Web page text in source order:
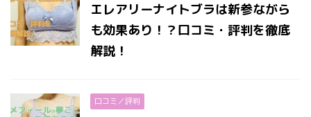
エレアリーナイトブラは新参ながら
も効果あり！？口コミ・評判を徹底
解説！
口コミ／評判